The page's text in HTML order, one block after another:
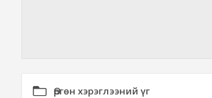
Өргөн хэрэглээний үг